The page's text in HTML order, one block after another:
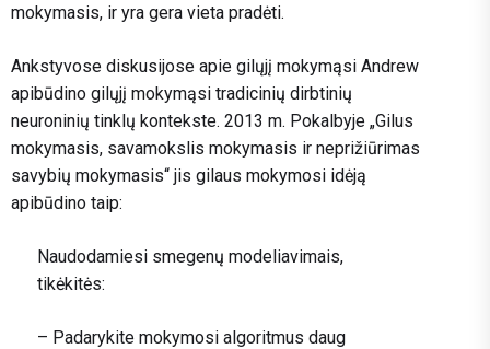
mokymasis, ir yra gera vieta pradėti.
Ankstyvose diskusijose apie gilųjį mokymąsi Andrew
apibūdino gilųjį mokymąsi tradicinių dirbtinių
neuroninių tinklų kontekste. 2013 m. Pokalbyje „Gilus
mokymasis, savamokslis mokymasis ir neprižiūrimas
savybių mokymasis“ jis gilaus mokymosi idėją
apibūdino taip:
Naudodamiesi smegenų modeliavimais,
tikėkitės:
– Padarykite mokymosi algoritmus daug